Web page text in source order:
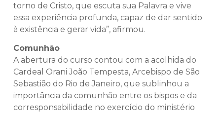
torno de Cristo, que escuta sua Palavra e vive
essa experiência profunda, capaz de dar sentido
à existência e gerar vida”, afirmou.
Comunhão
A abertura do curso contou com a acolhida do
Cardeal Orani João Tempesta, Arcebispo de São
Sebastião do Rio de Janeiro, que sublinhou a
importância da comunhão entre os bispos e da
corresponsabilidade no exercício do ministério